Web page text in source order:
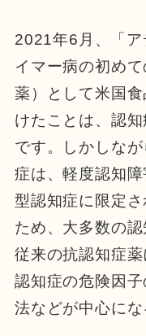
2021年6月、「
イマー病の初め
薬）として米国
けたことは、認
です。しかしな
症は、軽度認知
型認知症に限定
ため、大多数の認
従来の抗認知症薬
認知症の危険因
法などが中心にな